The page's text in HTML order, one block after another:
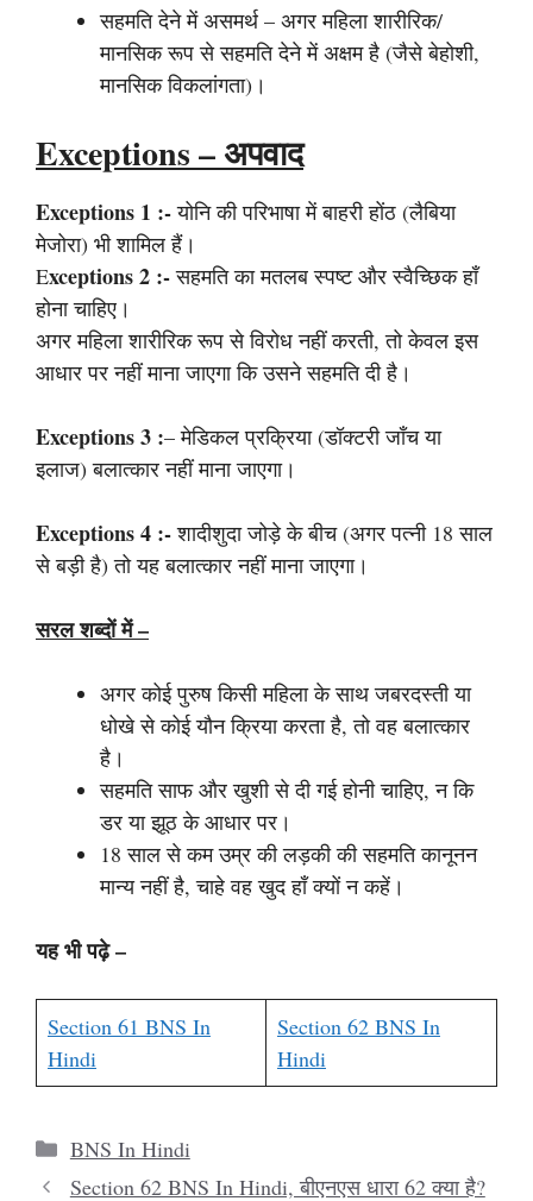
सहमति देने में असमर्थ – अगर महिला शारीरिक/
मानसिक रूप से सहमति देने में अक्षम है (जैसे बेहोशी,
मानसिक विकलांगता)।
Exceptions – अपवाद
Exceptions 1 :-योनि की परिभाषा में बाहरी होंठ (लैबिया
मेजोरा) भी शामिल हैं।
EXceptions 2 :-सहमति का मतलब स्पष्ट और स्वैच्छिक हाँ
होना चाहिए।
अगर महिला शारीरिक रूप से विरोध नहीं करती, तो केवल इस
आधार पर नहीं माना जाएगा कि उसने सहमति दी है।
Exceptions 3 :– मेडिकल प्रक्रिया (डॉक्टरी जाँच या
इलाज) बलात्कार नहीं माना जाएगा।
Exceptions 4 :-शादीशुदा जोड़े के बीच (अगर पत्नी 18 साल
से बड़ी है) तो यह बलात्कार नहीं माना जाएगा।
सरल शब्दों में –
अगर कोई पुरुष किसी महिला के साथ जबरदस्ती या
धोखे से कोई यौन क्रिया करता है, तो वह बलात्कार
है।
सहमति साफ और खुशी से दी गई होनी चाहिए, न कि
डर या झूठ के आधार पर।
18 साल से कम उम्र की लड़की की सहमति कानूनन
मान्य नहीं है, चाहे वह खुद हाँ क्यों न कहें।
यह भी पढ़े –
Section 61 BNS In
Hindi
Section 62 BNS In
Hindi
Categories
BNS In Hindi
Section 62 BNS In Hindi, बीएनएस धारा 62 क्या है?